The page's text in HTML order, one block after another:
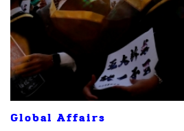
Global Affairs